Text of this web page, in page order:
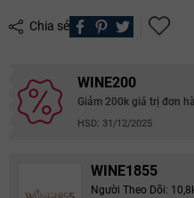
Chia sẻ
WINE200
Giảm 200k giá trị đơn
HSD: 31/12/2025
WINE1855
Người Theo Dõi: